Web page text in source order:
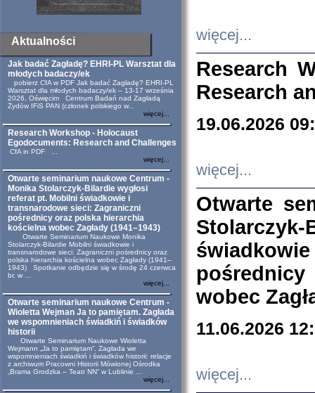
Aktualności
Jak badać Zagładę? EHRI-PL Warsztat dla
młodych badaczy/ek
pobierz CfA w PDF Jak badać Zagładę? EHRI-PL
Warsztat dla młodych badaczy/ek – 13-17 września
2026, Oświęcim Centrum Badań nad Zagładą
Żydów IFiS PAN (członek polskiego w...
więcej...
Research Workshop - Holocaust
Egodocuments: Research and Challenges
CfA in PDF ...
więcej...
Otwarte seminarium naukowe Centrum -
Monika Stolarczyk-Bilardie wygłosi
referat pt. Mobilni świadkowie i
transnarodowe sieci: Zagraniczni
pośrednicy oraz polska hierarchia
kościelna wobec Zagłady (1941–1943)
Otwarte Seminarium Naukowe Monika
Stolarczyk-Bilardie Mobilni świadkowie i
transnarodowe sieci: Zagraniczni pośrednicy oraz
polska hierarchia kościelna wobec Zagłady (1941–
1943) Spotkanie odbędzie się w środę 24 czerwca
br. w ...
więcej...
Otwarte seminarium naukowe Centrum -
Wioletta Wejman Ja to pamiętam. Zagłada
we wspomnieniach świadkiń i świadków
historii
Otwarte Seminarium Naukowe Wioletta
Wejmann „Ja to pamiętam”. Zagłada we
wspomnieniach świadkiń i świadków historii: relacje
z archiwum Pracowni Historii Mówionej Ośrodka
„Brama Grodzka – Teatr NN” w Lublinie ...
więcej...
więcej...
Research
Research
19.06.2026
więcej...
Otwarte
wobec
11.06.2026
więcej...